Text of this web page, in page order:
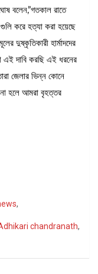
বলেন,”গতকাল রাতে
করে হত্যা করা হয়েছে
দুষ্কৃতিকারী হার্মাদদের
এই দাবি করছি এই ধরনের
জেলার ভিন্ন কোনে
হলে আমরা বৃহত্তর
,
chandranath,